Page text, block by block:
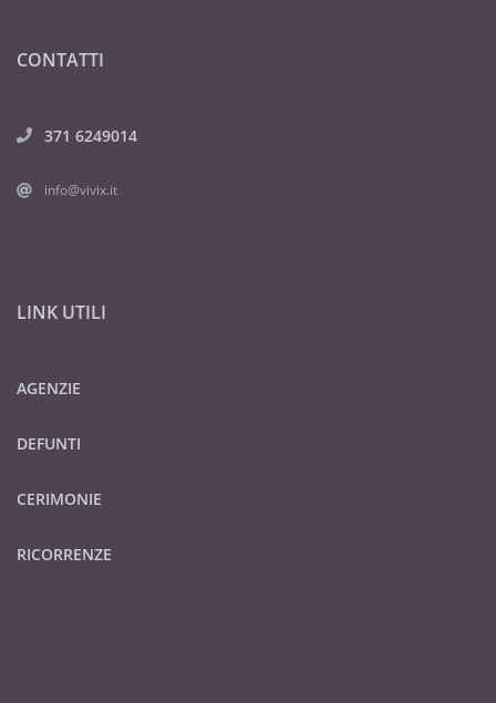
CONTATTI
371 6249014
info@vivix.it
LINK UTILI
AGENZIE
DEFUNTI
CERIMONIE
RICORRENZE